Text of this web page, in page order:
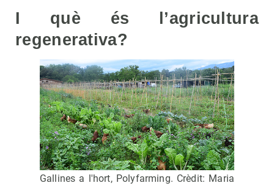
I què és l’agricultura
regenerativa?
Gallines a l'hort, Polyfarming. Crèdit: Maria